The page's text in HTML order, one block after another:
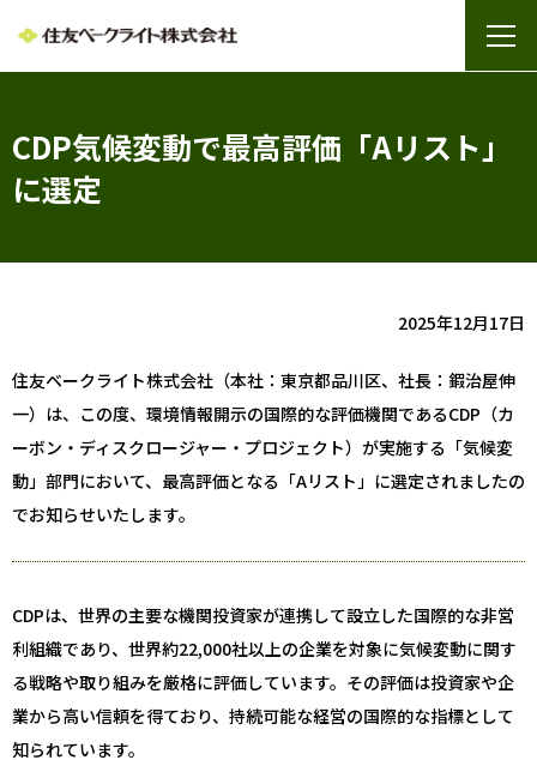
CDP気候変動で最高評価「Aリスト」
に選定
2025年12月17日
住友ベークライト株式会社（本社：東京都品川区、社長：鍜治屋伸
一）は、この度、環境情報開示の国際的な評価機関であるCDP（カ
ーボン・ディスクロージャー・プロジェクト）が実施する「気候変
動」部門において、最高評価となる「Aリスト」に選定されましたの
でお知らせいたします。
CDPは、世界の主要な機関投資家が連携して設立した国際的な非営
利組織であり、世界約22,000社以上の企業を対象に気候変動に関す
る戦略や取り組みを厳格に評価しています。その評価は投資家や企
業から高い信頼を得ており、持続可能な経営の国際的な指標として
知られています。